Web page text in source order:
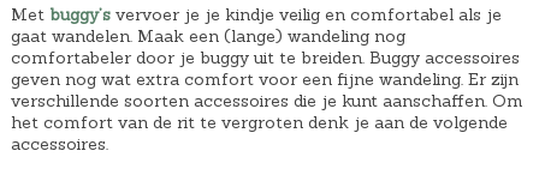
Met buggy’svervoer je je kindje veilig en comfortabel als je
gaat wandelen. Maak een (lange) wandeling nog
comfortabeler door je buggy uit te breiden. Buggy accessoires
geven nog wat extra comfort voor een fijne wandeling. Er zijn
verschillende soorten accessoires die je kunt aanschaffen. Om
het comfort van de rit te vergroten denk je aan de volgende
accessoires.